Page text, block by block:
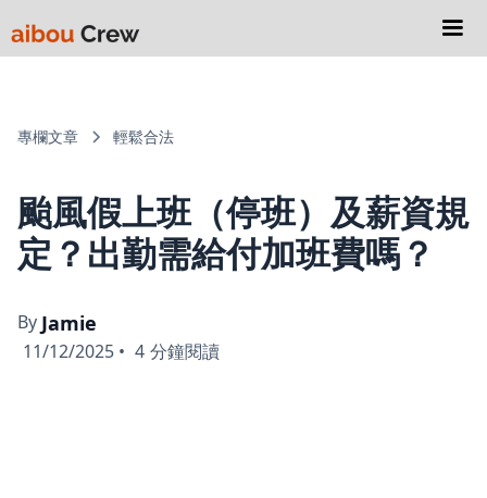
專欄文章 輕鬆合法
颱風假上班（停班）及薪資規
定？出勤需給付加班費嗎？
By Jamie
11/12/2025 • 4 分鐘閱讀